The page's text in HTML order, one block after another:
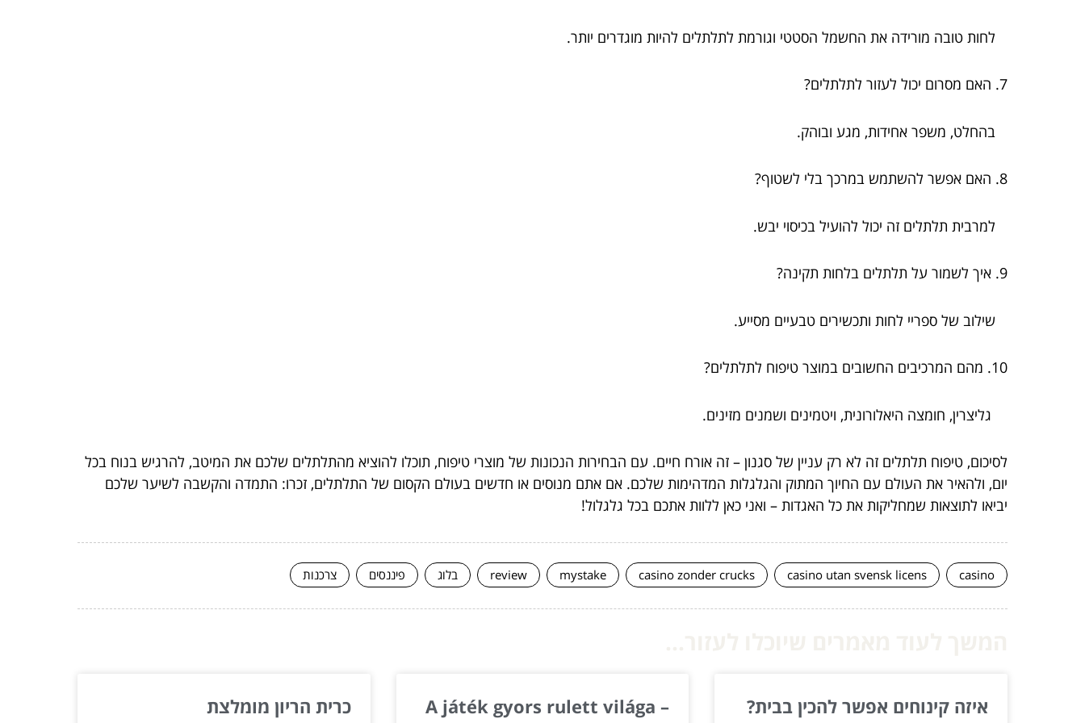
לחות טובה מורידה את החשמל הסטטי וגורמת לתלתלים להיות מוגדרים יותר.
7. האם מסרום יכול לעזור לתלתלים?
בהחלט, משפר אחידות, מגע ובוהק.
8. האם אפשר להשתמש במרכך בלי לשטוף?
למרבית תלתלים זה יכול להועיל בכיסוי יבש.
9. איך לשמור על תלתלים בלחות תקינה?
שילוב של ספריי לחות ותכשירים טבעיים מסייע.
10. מהם המרכיבים החשובים במוצר טיפוח לתלתלים?
גליצרין, חומצה היאלורונית, ויטמינים ושמנים מזינים.
לסיכום, טיפוח תלתלים זה לא רק עניין של סגנון – זה אורח חיים. עם הבחירות הנכונות של מוצרי טיפוח, תוכלו להוציא מהתלתלים שלכם את המיטב, להרגיש בנוח בכל
יום, ולהאיר את העולם עם החיוך המתוק והגלגלות המדהימות שלכם. אם אתם מנוסים או חדשים בעולם הקסום של התלתלים, זכרו: התמדה והקשבה לשיער שלכם
יביאו לתוצאות שמחליקות את כל האגדות – ואני כאן ללוות אתכם בכל גלגלול!
casino
casino utan svensk licens
casino zonder crucks
mystake
review בלוג פיננסים צרכנות
איזה קינוחים אפשר להכין בבית?
A játék gyors rulett világa –
כרית הריון מומלצת